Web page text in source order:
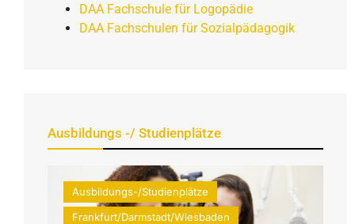
DAA Fachschule für Logopädie
DAA Fachschulen für Sozialpädagogik
Ausbildungs -/ Studienplätze
Ausbildungs-/Studienplätze
Frankfurt/Darmstadt/Wiesbaden